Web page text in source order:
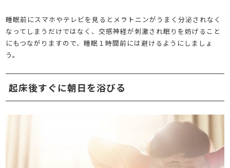
睡眠前にスマホやテレビを見るとメラトニンがうまく分泌されなく
なってしまうだけではなく、交感神経が刺激され眠りを妨げること
にもつながりますので、睡眠１時間前には避けるようにしましょ
う。
起床後すぐに朝日を浴びる